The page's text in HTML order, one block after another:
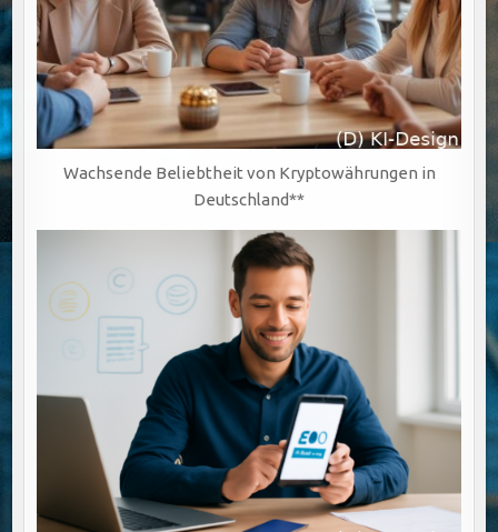
Wachsende Beliebtheit von Kryptowährungen in
Deutschland**